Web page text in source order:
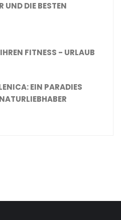
UND DIE BESTEN
FITNESS - URLAUB
EIN PARADIES